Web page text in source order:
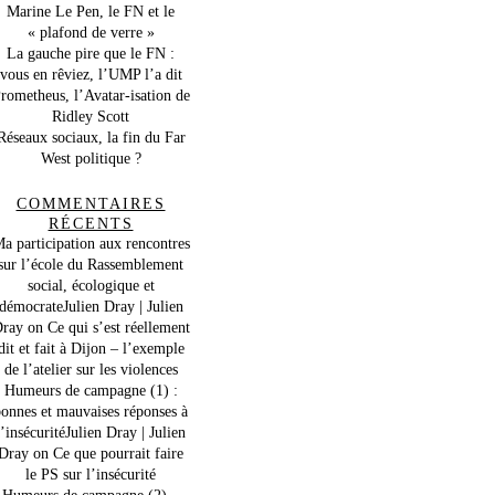
Marine Le Pen, le FN et le
« plafond de verre »
La gauche pire que le FN :
vous en rêviez, l’UMP l’a dit
l’Avatar-isation de
Ridley Scott
sociaux, la fin du Far
West politique ?
COMMENTAIRES
RÉCENTS
participation aux rencontres
l’école du Rassemblement
social, écologique et
démocrateJulien Dray | Julien
on Ce qui s’est réellement
et fait à Dijon – l’exemple
de l’atelier sur les violences
Humeurs de campagne (1) :
et mauvaises réponses à
Dray | Julien
on Ce que pourrait faire
le PS sur l’insécurité